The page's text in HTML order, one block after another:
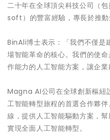
二十年在全球頂尖科技公司（
soft）的豐富經驗，專長於推動
BinAli博士表示：「我們不僅是
場智能革命的核心。我們的使
作能力的人工智能方案，讓企業
Magna AI公司在全球創新樞紐
工智能轉型旅程的首選合作夥
線，提供人工智能驅動方案，
實現全面人工智能轉型。